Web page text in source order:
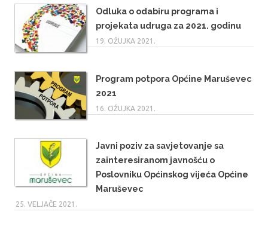
Odluka o odabiru programa i
projekata udruga za 2021. godinu
19. OŽUJKA 2021.
Program potpora Općine Maruševec
2021
16. OŽUJKA 2021.
Javni poziv za savjetovanje sa
zainteresiranom javnošću o
Poslovniku Općinskog vijeća Općine
Maruševec
25. VELJAČE 2021.